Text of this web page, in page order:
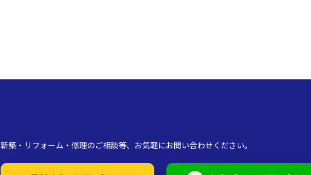
新築・リフォーム・修理のご相談等、お気軽にお問い合わせください。